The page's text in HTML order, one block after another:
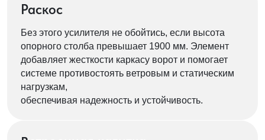
Раскос
Без этого усилителя не обойтись, если высота
опорного столба превышает 1900 мм. Элемент
добавляет жесткости каркасу ворот и помогает
системе противостоять ветровым и статическим
нагрузкам,
обеспечивая надежность и устойчивость.